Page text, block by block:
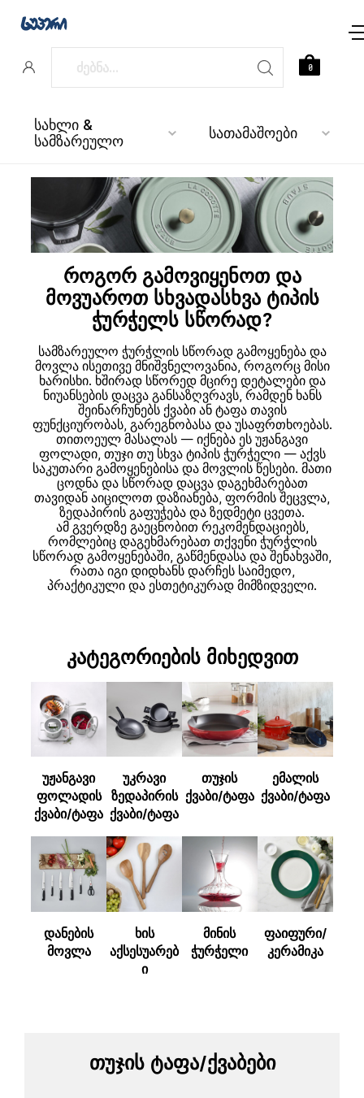
სახლი &
სამზარეულო სათამაშოები
0
როგორ გამოვიყენოთ და
მოვუაროთ სხვადასხვა ტიპის
ჭურჭელს სწორად?
სამზარეულო ჭურჭლის სწორად გამოყენება და
მოვლა ისეთივე მნიშვნელოვანია, როგორც მისი
ხარისხი. ხშირად სწორედ მცირე დეტალები და
ნიუანსების დაცვა განსაზღვრავს, რამდენ ხანს
შეინარჩუნებს ქვაბი ან ტაფა თავის
ფუნქციურობას, გარეგნობასა და უსაფრთხოებას.
თითოეულ მასალას — იქნება ეს უჟანგავი
ფოლადი, თუჯი თუ სხვა ტიპის ჭურჭელი — აქვს
საკუთარი გამოყენებისა და მოვლის წესები. მათი
ცოდნა და სწორად დაცვა დაგეხმარებათ
თავიდან აიცილოთ დაზიანება, ფორმის შეცვლა,
ზედაპირის გაფუჭება და ზედმეტი ცვეთა.
ამ გვერდზე გაეცნობით რეკომენდაციებს,
რომლებიც დაგეხმარებათ თქვენი ჭურჭლის
სწორად გამოყენებაში, გაწმენდასა და შენახვაში,
რათა იგი დიდხანს დარჩეს საიმედო,
პრაქტიკული და ესთეტიკურად მიმზიდველი.
კატეგორიების მიხედვით
უჟანგავი
ფოლადის
ქვაბი/ტაფა
უკრავი
ზედაპირის
ქვაბი/ტაფა
თუჯის
ქვაბი/ტაფა
ემალის
ქვაბი/ტაფა
დანების
მოვლა
ხის
აქსესუარებ
ი
მინის
ჭურჭელი
ფაიფური/
კერამიკა
თუჯის ტაფა/ქვაბები